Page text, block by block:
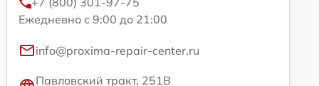
Ежедневно с 9:00 до 21:00
info@proxima-repair-center.ru
Павловский тракт, 251В